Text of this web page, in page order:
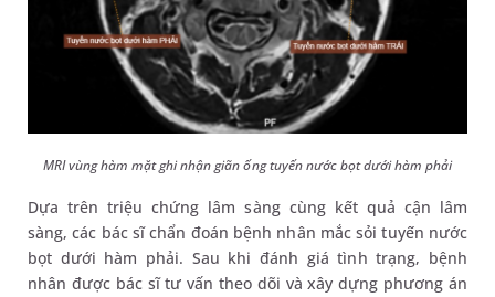
MRI vùng hàm mặt ghi nhận giãn ống tuyến nước bọt dưới hàm phải
Dựa trên triệu chứng lâm sàng cùng kết quả cận lâm
sàng, các bác sĩ chẩn đoán bệnh nhân mắc sỏi tuyến nước
bọt dưới hàm phải. Sau khi đánh giá tình trạng, bệnh
nhân được bác sĩ tư vấn theo dõi và xây dựng phương án